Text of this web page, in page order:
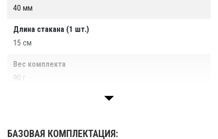
40 мм
Длина стакана (1 шт.)
15 см
Вес комплекта
90 г
Гарантия
БАЗОВАЯ КОМПЛЕКТАЦИЯ: